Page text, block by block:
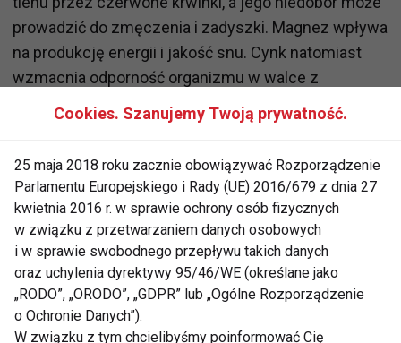
prowadzić do zmęczenia i zadyszki. Magnez wpływa
na produkcję energii i jakość snu. Cynk natomiast
wzmacnia odporność organizmu w walce z
infekcjami.
Cookies. Szanujemy Twoją prywatność.
25 maja 2018 roku zacznie obowiązywać Rozporządzenie
Parlamentu Europejskiego i Rady (UE) 2016/679 z dnia 27
kwietnia 2016 r. w sprawie ochrony osób fizycznych
w związku z przetwarzaniem danych osobowych
i w sprawie swobodnego przepływu takich danych
oraz uchylenia dyrektywy 95/46/WE (określane jako
„RODO”, „ORODO”, „GDPR” lub „Ogólne Rozporządzenie
o Ochronie Danych”).
W związku z tym chcielibyśmy poinformować Cię